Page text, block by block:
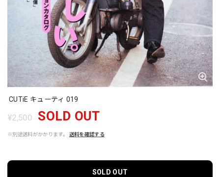
CUTiE キューティ 019
¥2,500 SOLD OUT
※別途送料がかかります。 送料を確認する
SOLD OUT